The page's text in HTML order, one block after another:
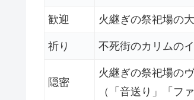
歓迎 火継ぎの祭祀場の
祈り 不死街のカリムの
隠密
火継ぎの祭祀場の
（「音送り」「フ